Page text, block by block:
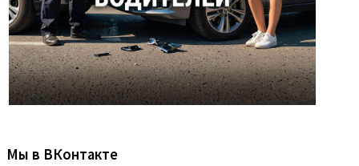
Мы в ВКонтакте